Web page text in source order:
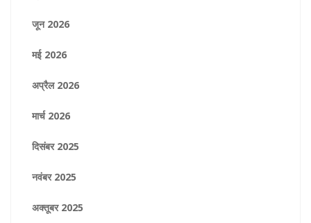
जून 2026
मई 2026
अप्रैल 2026
मार्च 2026
दिसंबर 2025
नवंबर 2025
अक्तूबर 2025